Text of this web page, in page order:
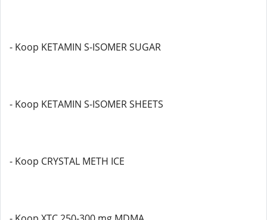
- Koop KETAMIN S-ISOMER SUGAR
- Koop KETAMIN S-ISOMER SHEETS
- Koop CRYSTAL METH ICE